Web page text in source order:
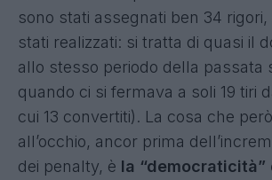
sono stati assegnati ben 34
stati realizzati: si tratta di quasi il
allo stesso periodo della passata
quando ci si fermava a soli 19 tiri
cui 13 convertiti). La cosa che
all’occhio, ancor prima
dei penalty, è la “democraticità”